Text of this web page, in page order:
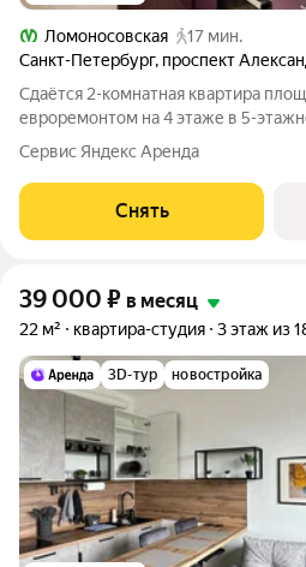
Ломоносовская
17 мин.
Санкт-Петербург, проспект
Сдаётся 2-комнатная квартира
евроремонтом на 4 этаже в 5-
месяцев. Из техники есть: Телевизор Духовой шкаф
Стиральная машина Холодильник Бойлер Микроволновка
Пылесос Дом - панельный. Во дворе
Сервис Яндекс Аренда
Снять
39 000 ₽ в месяц
22 м² квартира-студия 3 этаж из
3D-тур новостройка